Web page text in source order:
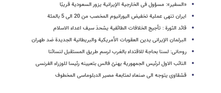
«السفیر»: مسؤول فی الخارجیة الإیرانیة یزور السعودیة قریبًا
ایران تنهی عملیة تخفیض الیورانیوم المخصب من 20 الى 5 بالمئة
قائد الثورة : تأجیج الخلافات الطائفیة یشحذ سیف اعداء الاسلام
البرلمان الإیرانی یدین العقوبات الأمریکیة والبریطانیة الجدیدة ضد طهران
روحانی: لسنا بحاجة للاقتداء بالغرب لرسم طریق المستقبل لنسائنا
النائب الاول لرئیس الجمهوریة یهنئ فالس بتعیینه رئیسا للوزراء الفرنسی
قشقاوی یتوجه الی صنعاء لمتابعة مصیر الدبلوماسی المخطوف